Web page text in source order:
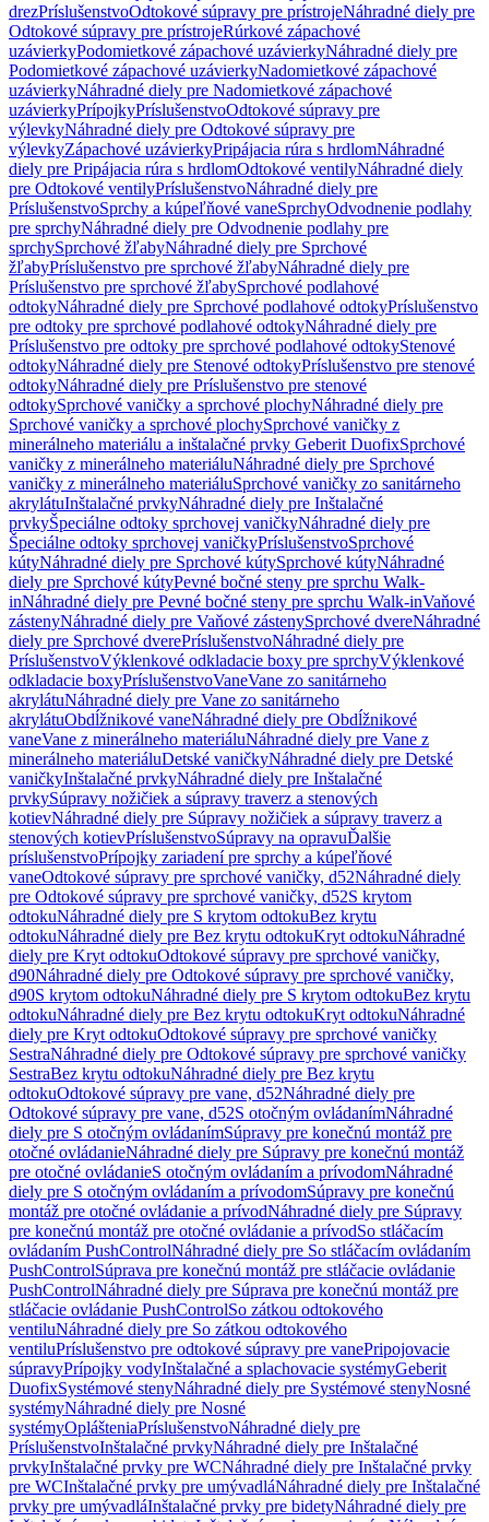
drezPríslušenstvoOdtokové súpravy pre prístrojeNáhradné diely pre
Odtokové súpravy pre prístrojeRúrkové zápachové
uzávierkyPodomietkové zápachové uzávierkyNáhradné diely pre
Podomietkové zápachové uzávierkyNadomietkové zápachové
uzávierkyNáhradné diely pre Nadomietkové zápachové
uzávierkyPrípojkyPríslušenstvoOdtokové súpravy pre
výlevkyNáhradné diely pre Odtokové súpravy pre
výlevkyZápachové uzávierkyPripájacia rúra s hrdlomNáhradné
diely pre Pripájacia rúra s hrdlomOdtokové ventilyNáhradné diely
pre Odtokové ventilyPríslušenstvoNáhradné diely pre
PríslušenstvoSprchy a kúpeľňové vaneSprchyOdvodnenie podlahy
pre sprchyNáhradné diely pre Odvodnenie podlahy pre
sprchySprchové žľabyNáhradné diely pre Sprchové
žľabyPríslušenstvo pre sprchové žľabyNáhradné diely pre
Príslušenstvo pre sprchové žľabySprchové podlahové
odtokyNáhradné diely pre Sprchové podlahové odtokyPríslušenstvo
pre odtoky pre sprchové podlahové odtokyNáhradné diely pre
Príslušenstvo pre odtoky pre sprchové podlahové odtokyStenové
odtokyNáhradné diely pre Stenové odtokyPríslušenstvo pre stenové
odtokyNáhradné diely pre Príslušenstvo pre stenové
odtokySprchové vaničky a sprchové plochyNáhradné diely pre
Sprchové vaničky a sprchové plochySprchové vaničky z
minerálneho materiálu a inštalačné prvky Geberit DuofixSprchové
vaničky z minerálneho materiáluNáhradné diely pre Sprchové
vaničky z minerálneho materiáluSprchové vaničky zo sanitárneho
akrylátuInštalačné prvkyNáhradné diely pre Inštalačné
prvkyŠpeciálne odtoky sprchovej vaničkyNáhradné diely pre
Špeciálne odtoky sprchovej vaničkyPríslušenstvoSprchové
kútyNáhradné diely pre Sprchové kútySprchové kútyNáhradné
diely pre Sprchové kútyPevné bočné steny pre sprchu Walk-
inNáhradné diely pre Pevné bočné steny pre sprchu Walk-inVaňové
zástenyNáhradné diely pre Vaňové zástenySprchové dvereNáhradné
diely pre Sprchové dverePríslušenstvoNáhradné diely pre
PríslušenstvoVýklenkové odkladacie boxy pre sprchyVýklenkové
odkladacie boxyPríslušenstvoVaneVane zo sanitárneho
akrylátuNáhradné diely pre Vane zo sanitárneho
akrylátuObdĺžnikové vaneNáhradné diely pre Obdĺžnikové
vaneVane z minerálneho materiáluNáhradné diely pre Vane z
minerálneho materiáluDetské vaničkyNáhradné diely pre Detské
vaničkyInštalačné prvkyNáhradné diely pre Inštalačné
prvkySúpravy nožičiek a súpravy traverz a stenových
kotievNáhradné diely pre Súpravy nožičiek a súpravy traverz a
stenových kotievPríslušenstvoSúpravy na opravuĎalšie
príslušenstvoPrípojky zariadení pre sprchy a kúpeľňové
vaneOdtokové súpravy pre sprchové vaničky, d52Náhradné diely
pre Odtokové súpravy pre sprchové vaničky, d52S krytom
odtokuNáhradné diely pre S krytom odtokuBez krytu
odtokuNáhradné diely pre Bez krytu odtokuKryt odtokuNáhradné
diely pre Kryt odtokuOdtokové súpravy pre sprchové vaničky,
d90Náhradné diely pre Odtokové súpravy pre sprchové vaničky,
d90S krytom odtokuNáhradné diely pre S krytom odtokuBez krytu
odtokuNáhradné diely pre Bez krytu odtokuKryt odtokuNáhradné
diely pre Kryt odtokuOdtokové súpravy pre sprchové vaničky
SestraNáhradné diely pre Odtokové súpravy pre sprchové vaničky
SestraBez krytu odtokuNáhradné diely pre Bez krytu
odtokuOdtokové súpravy pre vane, d52Náhradné diely pre
Odtokové súpravy pre vane, d52S otočným ovládanímNáhradné
diely pre S otočným ovládanímSúpravy pre konečnú montáž pre
otočné ovládanieNáhradné diely pre Súpravy pre konečnú montáž
pre otočné ovládanieS otočným ovládaním a prívodomNáhradné
diely pre S otočným ovládaním a prívodomSúpravy pre konečnú
montáž pre otočné ovládanie a prívodNáhradné diely pre Súpravy
pre konečnú montáž pre otočné ovládanie a prívodSo stláčacím
ovládaním PushControlNáhradné diely pre So stláčacím ovládaním
PushControlSúprava pre konečnú montáž pre stláčacie ovládanie
PushControlNáhradné diely pre Súprava pre konečnú montáž pre
stláčacie ovládanie PushControlSo zátkou odtokového
ventiluNáhradné diely pre So zátkou odtokového
ventiluPríslušenstvo pre odtokové súpravy pre vanePripojovacie
súpravyPrípojky vodyInštalačné a splachovacie systémyGeberit
DuofixSystémové stenyNáhradné diely pre Systémové stenyNosné
systémyNáhradné diely pre Nosné
systémyOplášteniaPríslušenstvoNáhradné diely pre
PríslušenstvoInštalačné prvkyNáhradné diely pre Inštalačné
prvkyInštalačné prvky pre WCNáhradné diely pre Inštalačné prvky
pre WCInštalačné prvky pre umývadláNáhradné diely pre Inštalačné
prvky pre umývadláInštalačné prvky pre bidetyNáhradné diely pre